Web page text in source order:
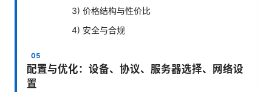
3) 价格结构与性价比
4) 安全与合规
配置与优化：设备、协议、服务器选择、网络设
置